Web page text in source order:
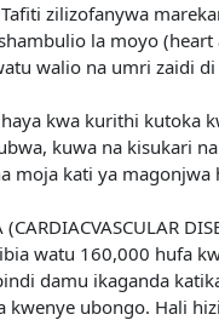
Tafiti zilizofanywa
la moyo
walio na umri zaidi
kwa kurithi kutoka
kuwa na kisukari
moja kati ya
watu 160,000 hufa
damu ikaganda
kwenye ubongo. Hali